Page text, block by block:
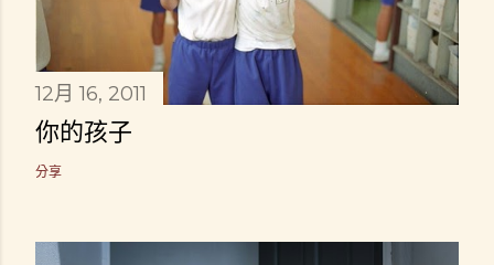
12月 16, 2011
你的孩子
分享